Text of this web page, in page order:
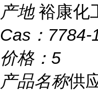
产地 裕康化
Cas： 7784-
价格： 5
产品名称供